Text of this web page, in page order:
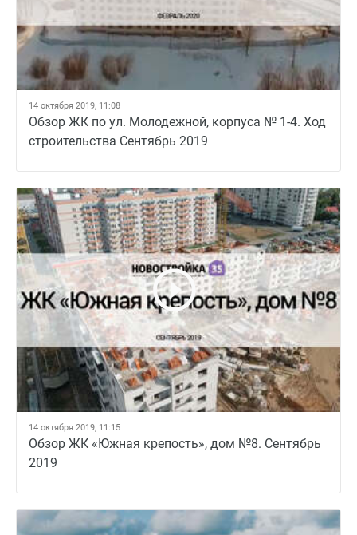
14 октября 2019, 11:08
Обзор ЖК по ул. Молодежной, корпуса № 1-4. Ход
строительства Сентябрь 2019
14 октября 2019, 11:15
Обзор ЖК «Южная крепость», дом №8. Сентябрь
2019